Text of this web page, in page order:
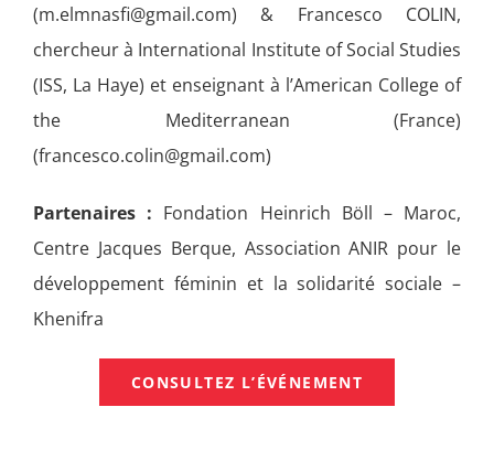
(m.elmnasfi@gmail.com) & Francesco COLIN,
chercheur à International Institute of Social Studies
(ISS, La Haye) et enseignant à l’American College of
the Mediterranean (France)
(francesco.colin@gmail.com)
Partenaires : Fondation Heinrich Böll – Maroc,
Centre Jacques Berque, Association ANIR pour le
développement féminin et la solidarité sociale –
Khenifra
CONSULTEZ L’ÉVÉNEMENT